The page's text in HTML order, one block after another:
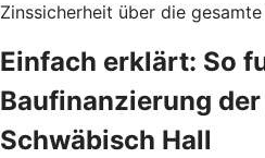
Zinssicherheit über die
Einfach erklärt: So
Baufinanzierung
Schwäbisch Hall